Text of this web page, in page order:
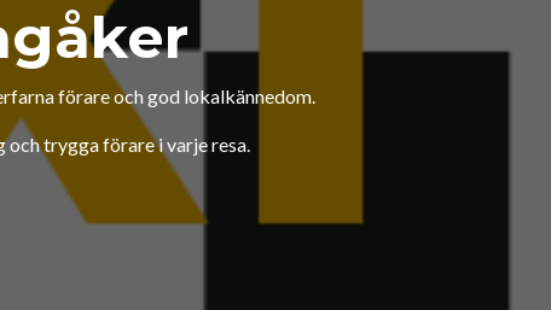
förare och god lokalkännedom.
trygga förare i varje resa.